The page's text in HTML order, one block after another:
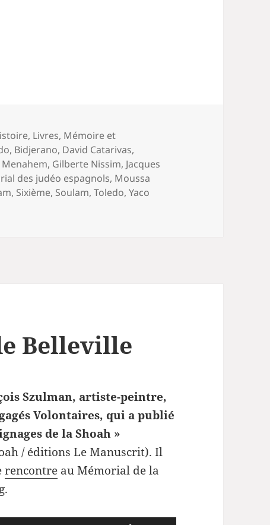
, Livres, Mémoire et
, Bidjerano, David Catarivas,
, Gilberte Nissim, Jacques
des judéo espagnols, Moussa
, Sixième, Soulam,Toledo,Yaco
Belleville
Szulman, artiste-peintre,
Volontaires, qui a publié
de la Shoah »
/ éditions Le Manuscrit). Il
rencontre auMémorial de la